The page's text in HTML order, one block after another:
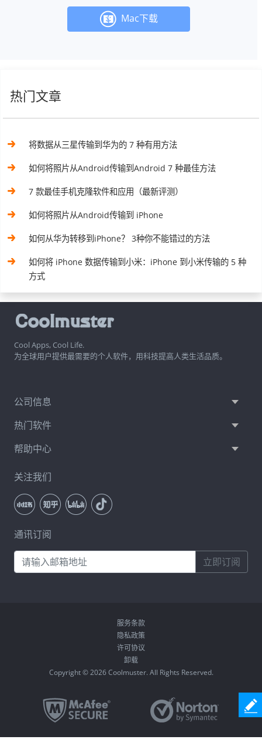
Mac下载
热门文章
将数据从三星传输到华为的 7 种有用方法
如何将照片从Android传输到Android 7 种最佳方法
7 款最佳手机克隆软件和应用（最新评测）
如何将照片从Android传输到 iPhone
如何从华为转移到iPhone？ 3种你不能错过的方法
如何将 iPhone 数据传输到小米：iPhone 到小米传输的 5 种
方式
Cool Apps, Cool Life.
为全球用户提供最需要的个人软件，用科技提高人类生活品质。
公司信息
热门软件
帮助中心
关注我们
通讯订阅
立即订阅
服务条款
隐私政策
许可协议
卸载
Copyright © 2026 Coolmuster. All Rights Reserved.